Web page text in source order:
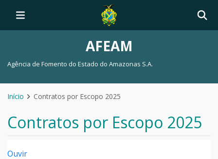
AFEAM
Agência de Fomento do Estado do Amazonas S.A.
Início Contratos por Escopo 2025
Contratos por Escopo 2025
Ouvir